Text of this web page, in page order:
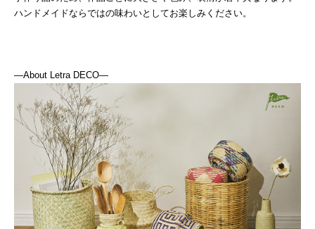
ハンドメイドならではの味わいとしてお楽しみください。
―About Letra DECO―